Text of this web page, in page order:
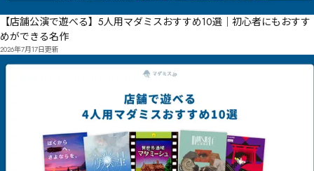
【店舗公演で遊べる】5人用マダミスおすすめ10選｜初心者にもおすす
めができる名作
2026年7月17日更新